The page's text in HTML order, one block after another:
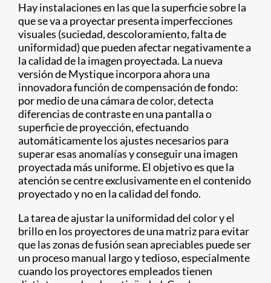
Hay instalaciones en las que la superficie sobre la
que se va a proyectar presenta imperfecciones
visuales (suciedad, descoloramiento, falta de
uniformidad) que pueden afectar negativamente a
la calidad de la imagen proyectada. La nueva
versión de Mystique incorpora ahora una
innovadora función de compensación de fondo:
por medio de una cámara de color, detecta
diferencias de contraste en una pantalla o
superficie de proyección, efectuando
automáticamente los ajustes necesarios para
superar esas anomalías y conseguir una imagen
proyectada más uniforme. El objetivo es que la
atención se centre exclusivamente en el contenido
proyectado y no en la calidad del fondo.
La tarea de ajustar la uniformidad del color y el
brillo en los proyectores de una matriz para evitar
que las zonas de fusión sean apreciables puede ser
un proceso manual largo y tedioso, especialmente
cuando los proyectores empleados tienen